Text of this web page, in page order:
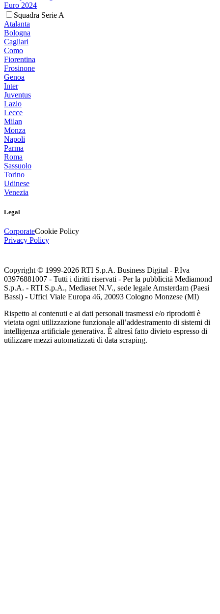
Euro 2024
Squadra Serie A
Atalanta
Bologna
Cagliari
Como
Fiorentina
Frosinone
Genoa
Inter
Juventus
Lazio
Lecce
Milan
Monza
Napoli
Parma
Roma
Sassuolo
Torino
Udinese
Venezia
Legal
CorporateCookie Policy
Privacy Policy
Copyright © 1999-2026 RTI S.p.A. Business Digital - P.Iva
03976881007 - Tutti i diritti riservati - Per la pubblicità Mediamond
S.p.A. - RTI S.p.A., Mediaset N.V., sede legale Amsterdam (Paesi
Bassi) - Uffici Viale Europa 46, 20093 Cologno Monzese (MI)
Rispetto ai contenuti e ai dati personali trasmessi e/o riprodotti è
vietata ogni utilizzazione funzionale all’addestramento di sistemi di
intelligenza artificiale generativa. È altresì fatto divieto espresso di
utilizzare mezzi automatizzati di data scraping.